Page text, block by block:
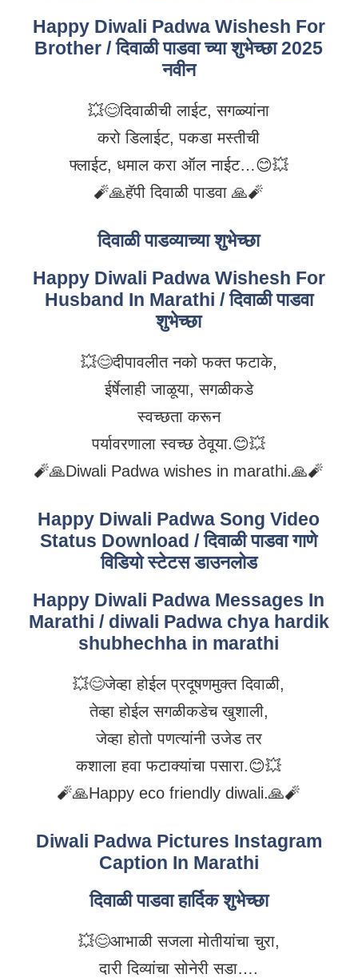
Happy Diwali Padwa Wishesh For
Brother / दिवाळी पाडवा च्या शुभेच्छा 2025
नवीन
💥😊दिवाळीची लाईट, सगळ्यांना
करो डिलाईट, पकडा मस्तीची
फ्लाईट, धमाल करा ऑल नाईट…😊💥
🧨🙏हॅपी दिवाळी पाडवा 🙏🧨
दिवाळी पाडव्याच्या शुभेच्छा
Happy Diwali Padwa Wishesh For
Husband In Marathi / दिवाळी पाडवा
शुभेच्छा
💥😊दीपावलीत नको फक्त फटाके,
ईर्षेलाही जाळूया, सगळीकडे
स्वच्छता करून
पर्यावरणाला स्वच्छ ठेवूया.😊💥
🧨🙏Diwali Padwa wishes in marathi.🙏🧨
Happy Diwali Padwa Song Video
Status Download / दिवाळी पाडवा गाणे
विडियो स्टेटस डाउनलोड
Happy Diwali Padwa Messages In
Marathi / diwali Padwa chya hardik
shubhechha in marathi
💥😊जेव्हा होईल प्रदूषणमुक्त दिवाळी,
तेव्हा होईल सगळीकडेच खुशाली,
जेव्हा होतो पणत्यांनी उजेड तर
कशाला हवा फटाक्यांचा पसारा.😊💥
🧨🙏Happy eco friendly diwali.🙏🧨
Diwali Padwa Pictures Instagram
Caption In Marathi
दिवाळी पाडवा हार्दिक शुभेच्छा
💥😊आभाळी सजला मोतीयांचा चुरा,
दारी दिव्यांचा सोनेरी सडा….